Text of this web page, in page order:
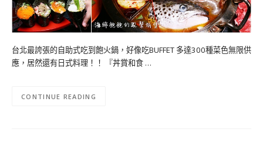
台北最誇張的自助式吃到飽火鍋，好像吃BUFFET 多達300種菜色無限供
應，居然還有日式料理！！ 『丼賞和食 …
CONTINUE READING